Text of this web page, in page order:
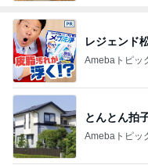
レジェンド
Amebaトピッ
とんとん拍
Amebaトピッ